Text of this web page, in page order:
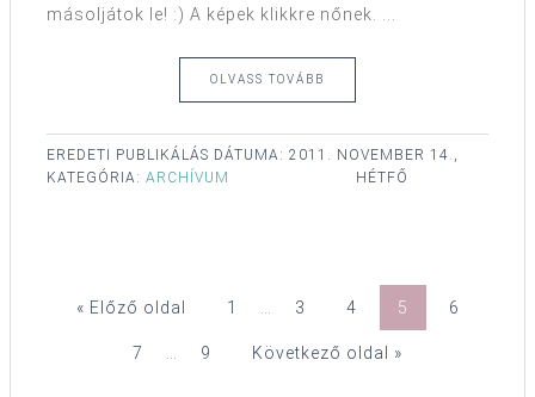
másoljátok le! :) A képek klikkre nőnek. ...
OLVASS TOVÁBB
EREDETI PUBLIKÁLÁS DÁTUMA: 2011. NOVEMBER 14.,
HÉTFŐ
KATEGÓRIA: ARCHÍVUM
« Előző oldal 1 3 4 5 6
7 9 Következő oldal »